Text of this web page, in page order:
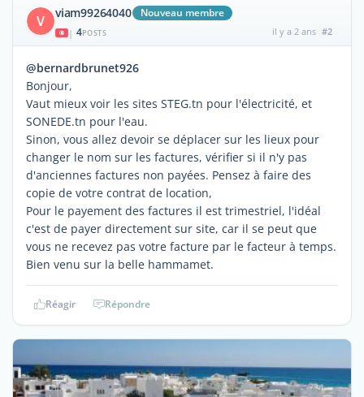
V viam99264040 Nouveau membre
| 4POSTS il y a 2 ans #2
@bernardbrunet926
Bonjour,
Vaut mieux voir les sites STEG.tn pour l'électricité, et
SONEDE.tn pour l'eau.
Sinon, vous allez devoir se déplacer sur les lieux pour
changer le nom sur les factures, vérifier si il n'y pas
d'anciennes factures non payées. Pensez à faire des
copie de votre contrat de location,
Pour le payement des factures il est trimestriel, l'idéal
c'est de payer directement sur site, car il se peut que
vous ne recevez pas votre facture par le facteur à temps.
Bien venu sur la belle hammamet.
Réagir Répondre